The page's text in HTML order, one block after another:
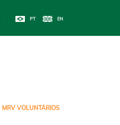
MRV VOLUNTÁRIOS